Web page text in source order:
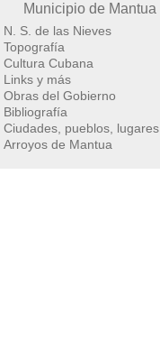
Municipio de Mantua
N. S. de las Nieves
Topografía
Cultura Cubana
Links y más
Obras del Gobierno
Bibliografía
Ciudades, pueblos, lugares
Arroyos de Mantua